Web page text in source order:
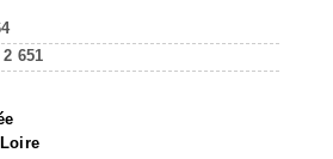
2 651